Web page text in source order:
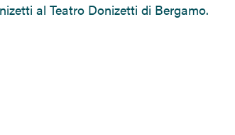
al Teatro Donizetti di Bergamo.